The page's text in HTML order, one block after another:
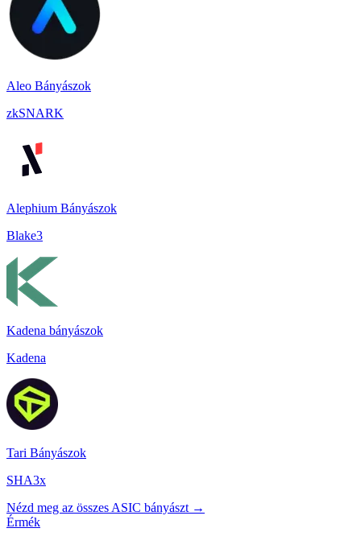
Aleo Bányászok
zkSNARK
Alephium Bányászok
Blake3
Kadena bányászok
Kadena
Tari Bányászok
SHA3x
Nézd meg az összes ASIC bányászt →
Érmék